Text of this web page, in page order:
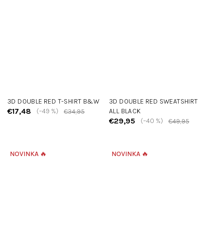
3D DOUBLE RED T-SHIRT B&W
€17,48 €34,95
(–49 %)
3D DOUBLE RED SWEATSHIRT
ALL BLACK
€29,95 €49,95
(–40 %)
NOVINKA 🔥 NOVINKA 🔥